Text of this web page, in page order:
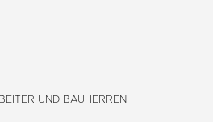
UND BAUHERREN